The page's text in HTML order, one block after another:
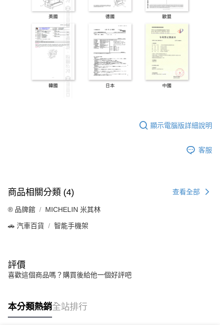
顯示電腦版詳細說明
客服
商品相關分類 (4) 查看全部
®️ 品牌館 MICHELIN 米其林
🚗 汽車百貨 智能手機架
評價
喜歡這個商品嗎？購買後給他一個好評吧
本分類熱銷全站排行